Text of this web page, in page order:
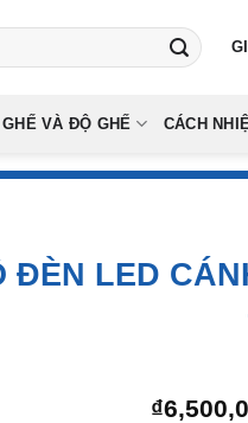
VÀ ĐỘ GHẾ CÁCH
ĐÈN LED
₫